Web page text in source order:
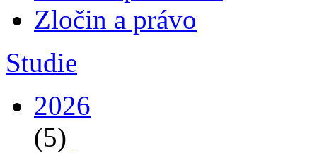
Zločin a právo
Studie
2026
(5)